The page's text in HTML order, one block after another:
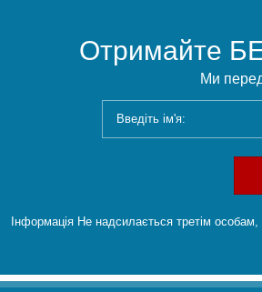
Отримайте
Ми
Інформація Не надсилається третім